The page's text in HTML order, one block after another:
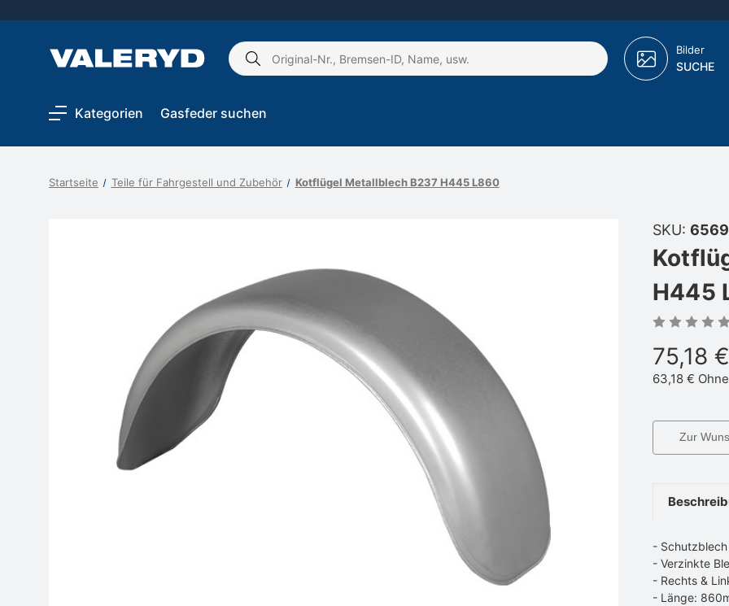
Schlagwort
Bilder
SUCHE
Kategorien Gasfeder suchen
Startseite Teile für Fahrgestell und Zubehör Kotflügel Metallblech B237 H445 L860
SKU:
H445
75,18 €
63,18 €
Zur
-
- Verzinkte
- Rechts &
- Länge: